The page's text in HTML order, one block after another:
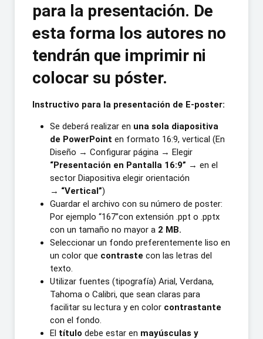
para la presentación. De
esta forma los autores no
tendrán que imprimir ni
colocar su póster.
Instructivo para la presentación de E-poster:
Se deberá realizar en una sola diapositiva
de PowerPoint en formato 16:9, vertical (En
Diseño → Configurar página → Elegir
“Presentación en Pantalla 16:9” → en el
sector Diapositiva elegir orientación
→ “Vertical”)
Guardar el archivo con su número de poster:
Por ejemplo “167”con extensión .ppt o .pptx
con un tamaño no mayor a 2 MB.
Seleccionar un fondo preferentemente liso en
un color que contraste con las letras del
texto.
Utilizar fuentes (tipografía) Arial, Verdana,
Tahoma o Calibri, que sean claras para
facilitar su lectura y en color contrastante
con el fondo.
El título debe estar en mayúsculas y